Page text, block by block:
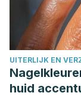
UITERLIJK EN
huid